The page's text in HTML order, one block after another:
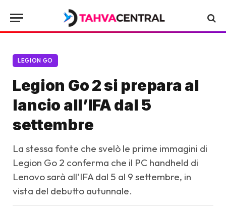
LEGION GO
Legion Go 2 si prepara al
lancio all’IFA dal 5
settembre
La stessa fonte che svelò le prime immagini di
Legion Go 2 conferma che il PC handheld di
Lenovo sarà all'IFA dal 5 al 9 settembre, in
vista del debutto autunnale.